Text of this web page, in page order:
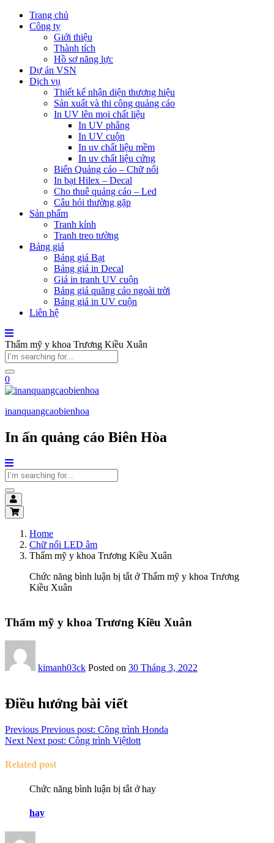
Trang chủ
Công ty
Giới thiệu
Thành tích
Hồ sơ năng lực
Dự án VSN
Dịch vụ
Thiết kế nhận diện thương hiệu
Sản xuất và thi công quảng cáo
In UV lên mọi chất liệu
In UV phẳng
In UV cuộn
In uv chất liệu mềm
In uv chất liệu cứng
Biển Quảng cáo – Chữ nổi
In bạt Hilex – Decal
Cho thuê quảng cáo – Led
Câu hỏi thường gặp
Sản phẩm
Tranh kính
Tranh treo tường
Bảng giá
Bảng giá Bạt
Bảng giá in Decal
Giá in tranh UV cuộn
Bảng giá quãng cáo ngoài trời
Bảng giá in UV cuộn
Liên hệ
Thẩm mỹ y khoa Trương Kiều Xuân
0
inanquangcaobienhoa
In ấn quảng cáo Biên Hòa
Home
Chữ nổi LED âm
Thẩm mỹ y khoa Trương Kiều Xuân
Chức năng bình luận bị tắt ở Thẩm mỹ y khoa Trương
Kiều Xuân
Thẩm mỹ y khoa Trương Kiều Xuân
kimanh03ck Posted on 30 Tháng 3, 2022
Điều hướng bài viết
Previous Previous post: Công trình Honda
Next Next post: Công trình Việtlott
Related post
Chức năng bình luận bị tắt ở hay
hay